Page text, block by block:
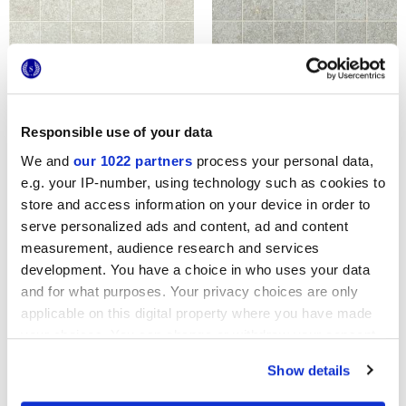
Responsible use of your data
We and our 1022 partners process your personal data,
e.g. your IP-number, using technology such as cookies to
store and access information on your device in order to
serve personalized ads and content, ad and content
measurement, audience research and services
development. You have a choice in who uses your data
and for what purposes. Your privacy choices are only
applicable on this digital property where you have made
your choices. You can change or withdraw your consent
Show details
ARKIQUARTZ ARCTIC ARKIQUARTZ PEARL
TESSERE
ARKIQUARTZ PUMICE
TESSERE
ARKIQUARTZ TITANIUM
TESSERE